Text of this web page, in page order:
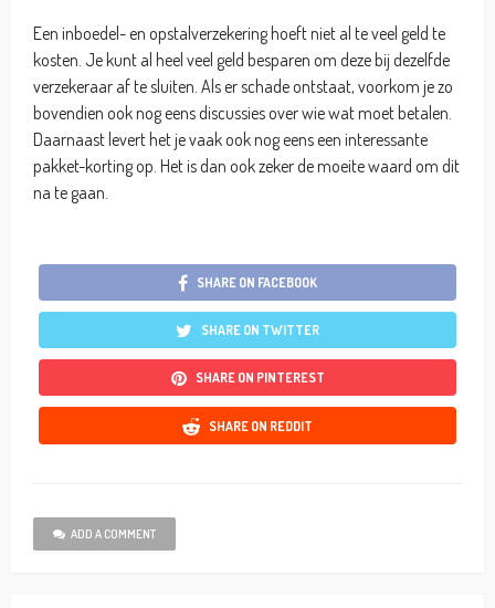
Een inboedel- en opstalverzekering hoeft niet al te veel geld te
kosten. Je kunt al heel veel geld besparen om deze bij dezelfde
verzekeraar af te sluiten. Als er schade ontstaat, voorkom je zo
bovendien ook nog eens discussies over wie wat moet betalen.
Daarnaast levert het je vaak ook nog eens een interessante
pakket-korting op. Het is dan ook zeker de moeite waard om dit
na te gaan.
SHARE ON FACEBOOK
SHARE ON TWITTER
SHARE ON PINTEREST
SHARE ON REDDIT
ADD A COMMENT